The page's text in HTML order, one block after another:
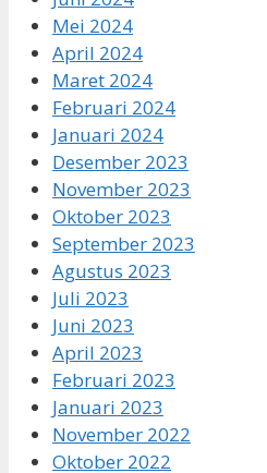
Mei 2024
April 2024
Maret 2024
Februari 2024
Januari 2024
Desember 2023
November 2023
Oktober 2023
September 2023
Agustus 2023
Juli 2023
Juni 2023
April 2023
Februari 2023
Januari 2023
November 2022
Oktober 2022